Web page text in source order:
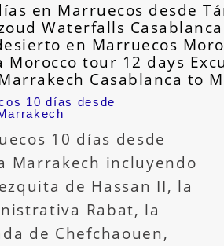
10 días desde
10 días desde
Marrakech incluyendo
de Hassan II, la
Rabat, la
de Chefchaouen,